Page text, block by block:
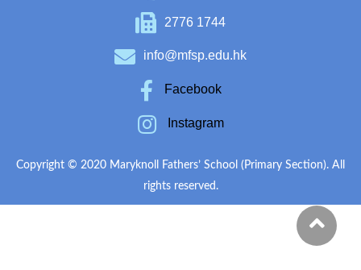
2776 1744
info@mfsp.edu.hk
Facebook
Instagram
Copyright © 2020 Maryknoll Fathers’ School (Primary Section). All
rights reserved.